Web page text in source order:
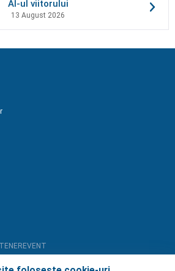
AI-ul viitorului
13 August 2026
TENEREVENT